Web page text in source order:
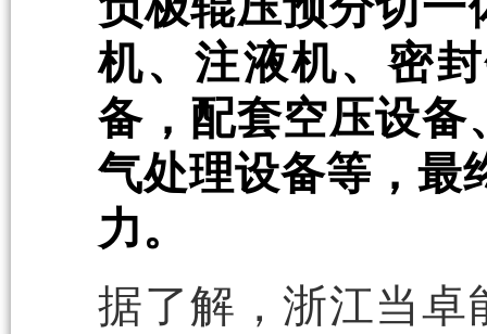
机、注液机、密
备，配套空压设备
气处理设备等，最
力。
据了解，浙江当卓